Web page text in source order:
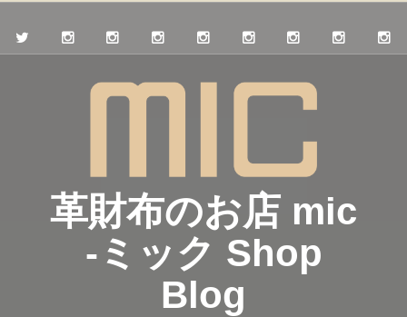
革財布のお店 mic
-ミック Shop
Blog